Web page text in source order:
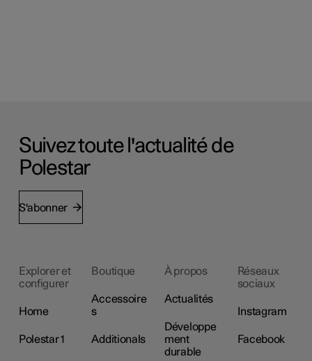
Suivez toute l'actualité de
Polestar
S'abonner
Explorer et
configurer
Home
Polestar 1
Boutique
Accessoire
s
Additionals
À propos
Actualités
Développe
ment
durable
Réseaux
sociaux
Instagram
Facebook